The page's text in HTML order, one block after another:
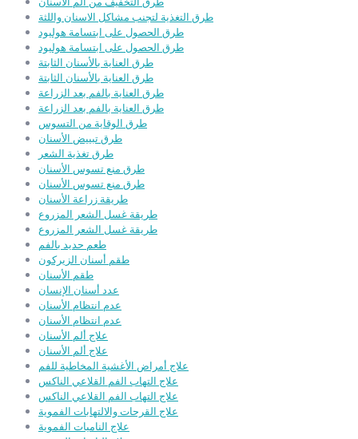
طرق التغذية لتجنب مشاكل الاسنان واللثة
طرق الحصول على ابتسامة هوليود
طرق الحصول على ابتسامة هوليود
طرق العناية بالأسنان الثابتة
طرق العناية بالأسنان الثابتة
طرق العناية بالفم بعد الزراعة
طرق العناية بالفم بعد الزراعة
طرق الوقاية من التسوس
طرق تبييض الأسنان
طرق تغذية الشعر
طرق منع تسوس الأسنان
طرق منع تسوس الأسنان
طريقة زراعة الأسنان
طريقة غسل الشعر المزروع
طريقة غسل الشعر المزروع
طعم حديد بالفم
طقم أسنان الزيركون
طقم الأسنان
عدد أسنان الإنسان
عدم انتظام الأسنان
عدم انتظام الأسنان
علاج ألم الأسنان
علاج ألم الأسنان
علاج أمراض الأغشية المخاطية للفم
علاج التهاب الفم القلاعي الناكس
علاج التهاب الفم القلاعي الناكس
علاج القرحات والالتهابات الفموية
علاج الناميات الفموية